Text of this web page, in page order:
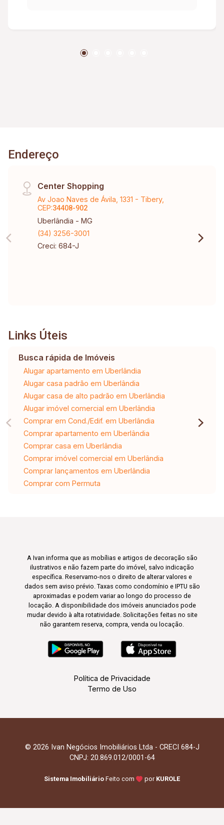
Endereço
Center Shopping
Av Joao Naves de Ávila, 1331 - Tibery,
CEP:34408-902
Uberlândia - MG
(34) 3256-3001
Creci: 684-J
Links Úteis
Busca rápida de Imóveis
Alugar apartamento em Uberlândia
Alugar casa padrão em Uberlândia
Alugar casa de alto padrão em Uberlândia
Alugar imóvel comercial em Uberlândia
Comprar em Cond./Edif. em Uberlândia
Comprar apartamento em Uberlândia
Comprar casa em Uberlândia
Comprar imóvel comercial em Uberlândia
Comprar lançamentos em Uberlândia
Comprar com Permuta
A Ivan informa que as mobílias e artigos de decoração são
ilustrativos e não fazem parte do imóvel, salvo indicação
específica. Reservamo-nos o direito de alterar valores e
dados sem aviso prévio. Taxas como condomínio e IPTU são
aproximadas e podem variar ao longo do processo de
locação. A disponibilidade dos imóveis anunciados pode
mudar devido à alta rotatividade. Solicitações feitas no site
não garantem reserva, compra, venda ou locação.
Política de Privacidade
Termo de Uso
© 2026 Ivan Negócios Imobiliários Ltda - CRECI 684-J
CNPJ: 20.869.012/0001-64
Sistema Imobiliário Feito com por KUROLE